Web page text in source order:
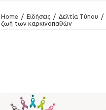
Home / Ειδήσεις / Δελτία Τύπου /
ζωή των καρκινοπαθών